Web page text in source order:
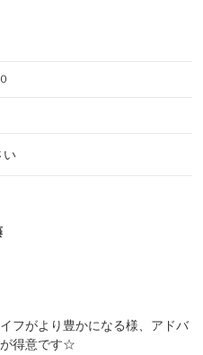
い
フがより豊かになる様、アドバ
得意です☆